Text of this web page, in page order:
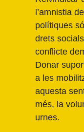
l’amnistia
polítiques
drets
conflicte
Donar
a les
aquesta
més, la
urnes.